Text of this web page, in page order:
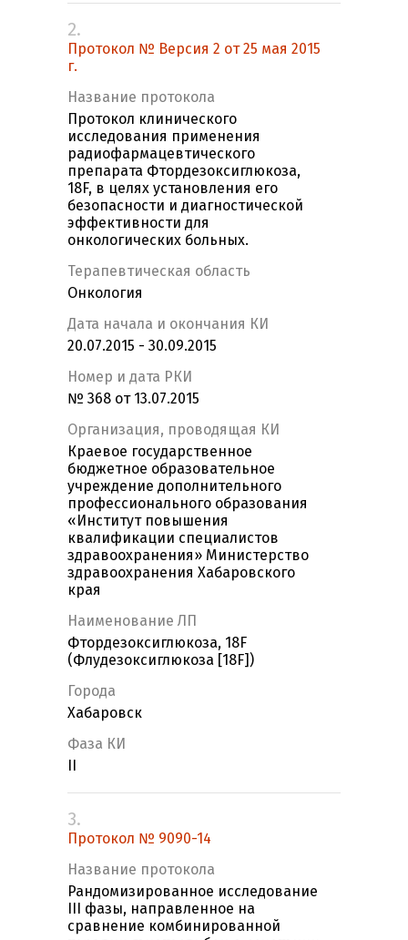
2.
Протокол № Версия 2 от 25 мая 2015
г.
Название протокола
Протокол клинического
исследования применения
радиофармацевтического
препарата Фтордезоксиглюкоза,
18F, в целях установления его
безопасности и диагностической
эффективности для
онкологических больных.
Терапевтическая область
Онкология
Дата начала и окончания КИ
20.07.2015 - 30.09.2015
Номер и дата РКИ
№ 368 от 13.07.2015
Организация, проводящая КИ
Краевое государственное
бюджетное образовательное
учреждение дополнительного
профессионального образования
«Институт повышения
квалификации специалистов
здравоохранения» Министерство
здравоохранения Хабаровского
края
Наименование ЛП
Фтордезоксиглюкоза, 18F
(Флудезоксиглюкоза [18F])
Города
Хабаровск
Фаза КИ
3.
Протокол № 9090-14
Название протокола
Рандомизированное исследование
III фазы, направленное на
сравнение комбинированной